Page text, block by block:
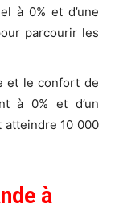
à 0% et d’une
parcourir les
et le confort de
à 0% et d’un
atteindre 10 000
à